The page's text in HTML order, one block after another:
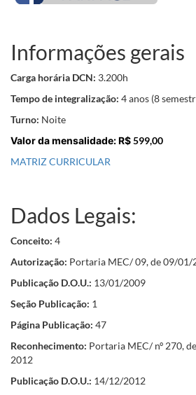
Informações gerais
Carga horária DCN: 3.200h
Tempo de integralização: 4 anos (8
Turno: Noite
Valor da mensalidade: R$599,00
MATRIZ CURRICULAR
Dados Legais:
Conceito: 4
Autorização: Portaria MEC/ 09, de 09/01/
Publicação D.O.U.: 13/01/2009
Seção Publicação: 1
Página Publicação: 47
Reconhecimento: Portaria MEC/ nº 270,
2012
Publicação D.O.U.: 14/12/2012